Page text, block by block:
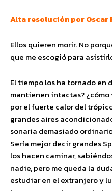
Alta resolución por Oscar
Ellos quieren morir. No
que me escogió para
El tiempo los ha tornado en
mantienen intactas?
por el fuerte calor del
grandes aires
sonaría demasiado
Sería mejor decir grandes
los hacen caminar,
nadie, pero me queda la
estudiar en el extranjero y